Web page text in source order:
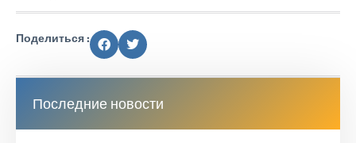
Поделиться :
Последние новости